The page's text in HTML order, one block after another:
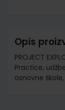
Opis
PROJECT
Practice,
osnovne